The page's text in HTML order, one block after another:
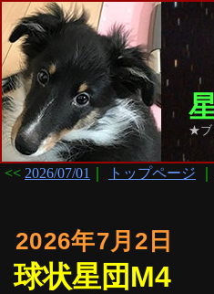
★ブ
<< 2026/07/01 トップページ
2026年7月2日
球状星団M4